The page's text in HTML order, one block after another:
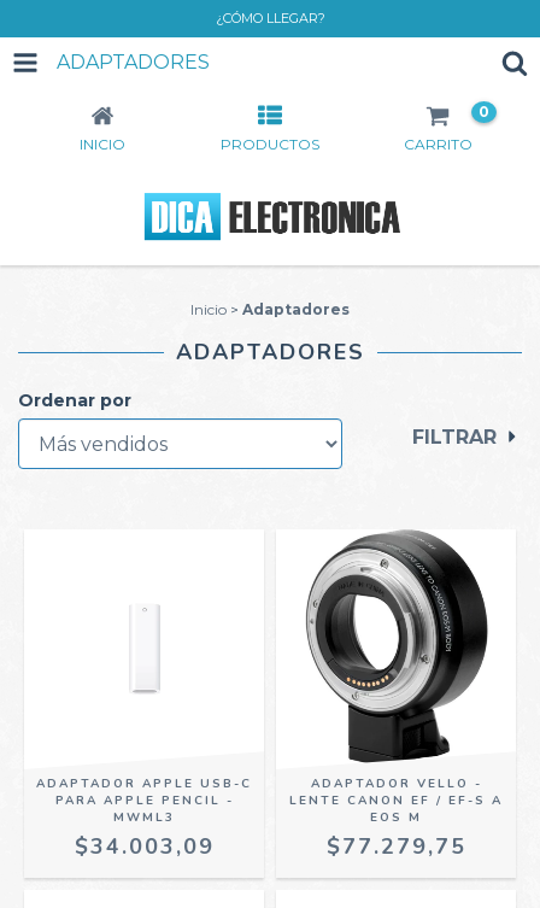
¿CÓMO LLEGAR?
ADAPTADORES
INICIO PRODUCTOS CARRITO
0
Inicio > Adaptadores
ADAPTADORES
Ordenar por
FILTRAR
ADAPTADOR APPLE USB-C
PARA APPLE PENCIL -
MWML3
$34.003,09
ADAPTADOR VELLO -
LENTE CANON EF / EF-S A
EOS M
$77.279,75